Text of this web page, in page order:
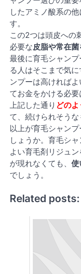
したアミノ酸系の
す。
この2つは頭皮への
必要な皮脂や常在
最後に育毛シャン
る人はそこまで気
ンプーは高ければ
てお金をかける必要
上記した通り どの
て、続けられそうな
以上が育毛シャン
しょうか。育毛シ
よい育毛剤リジュ
が現れなくても、 使
でしょう。
Related posts: